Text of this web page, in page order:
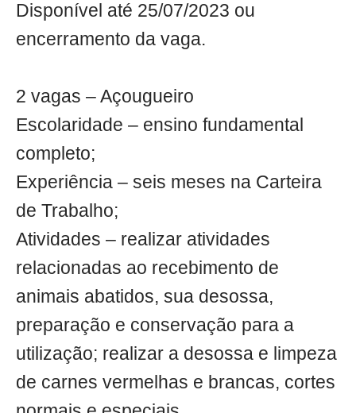
Disponível até 25/07/2023 ou
encerramento da vaga.
2 vagas – Açougueiro
Escolaridade – ensino fundamental
completo;
Experiência – seis meses na Carteira
de Trabalho;
Atividades – realizar atividades
relacionadas ao recebimento de
animais abatidos, sua desossa,
preparação e conservação para a
utilização; realizar a desossa e limpeza
de carnes vermelhas e brancas, cortes